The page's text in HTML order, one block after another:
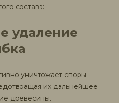
состава:
удаление
уничтожает споры
их дальнейшее
древесины.